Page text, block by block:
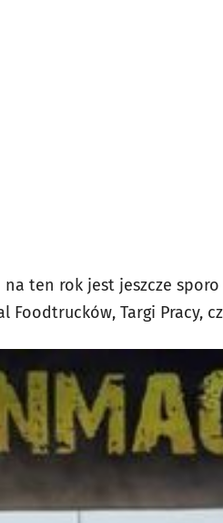
ten rok jest jeszcze sporo
Foodtrucków, Targi Pracy,